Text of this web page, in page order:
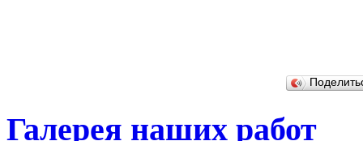
Галерея наших работ